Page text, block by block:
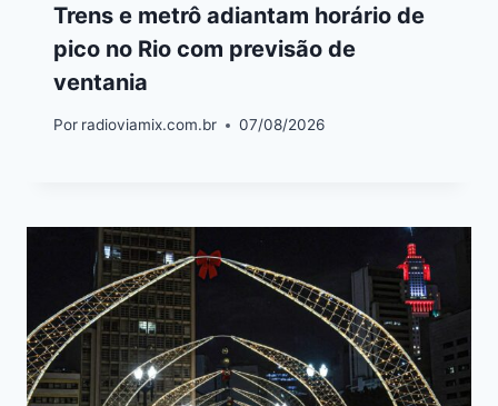
Trens e metrô adiantam horário de
pico no Rio com previsão de
ventania
Por radioviamix.com.br 07/08/2026